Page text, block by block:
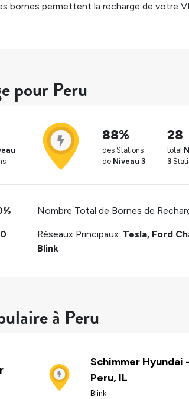
bornes permettent la recharge de votre
pour Peru
88%
des Stations
de Niveau 3
28
total
3
0
Nombre Total de Bornes de
Réseaux Principaux: Tesla, Ford
Blink
à Peru
Schimmer Hyundai -
Peru, IL
Blink